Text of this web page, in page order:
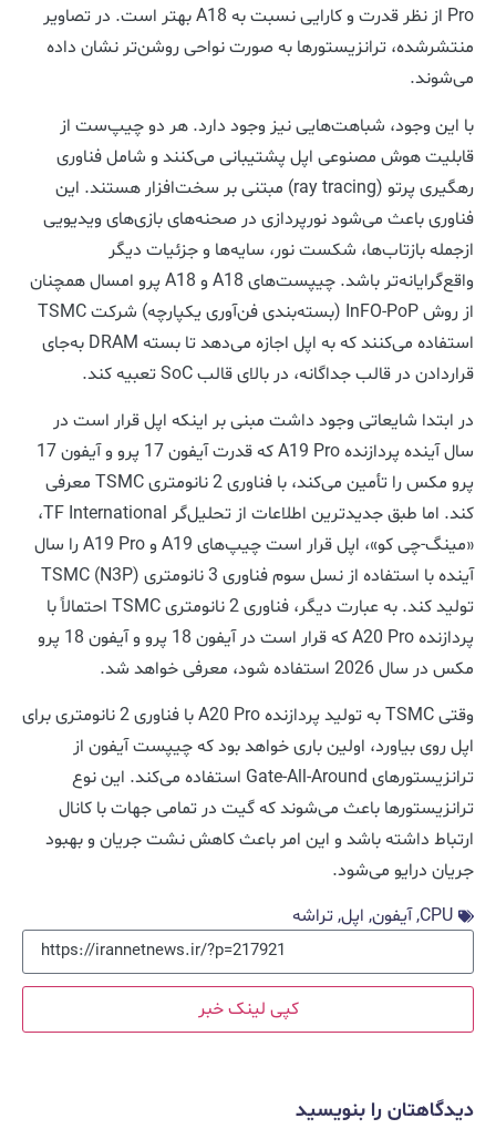
Pro از نظر قدرت و کارایی نسبت به A18 بهتر است. در تصاویر
منتشرشده، ترانزیستورها به صورت نواحی روشن‌تر نشان داده
می‌شوند.
با این وجود، شباهت‌هایی نیز وجود دارد. هر دو چیپ‌ست از
قابلیت هوش مصنوعی اپل پشتیبانی می‌کنند و شامل فناوری
رهگیری پرتو (ray tracing) مبتنی ‌بر سخت‌افزار هستند. این
فناوری باعث می‌شود نورپردازی در صحنه‌های بازی‌های ویدیویی
ازجمله بازتاب‌ها، شکست نور، سایه‌ها و جزئیات دیگر
واقع‌گرایانه‌تر باشد. چیپست‌های A18 و A18 پرو امسال همچنان
از روش InFO-PoP (بسته‌بندی فن‌آوری یکپارچه) شرکت TSMC
استفاده می‌کنند که به اپل اجازه می‌دهد تا بسته DRAM به‌جای
قراردادن در قالب جداگانه، در بالای قالب SoC تعبیه کند.
در ابتدا شایعاتی وجود داشت مبنی بر اینکه اپل قرار است در
سال آینده پردازنده A19 Pro که قدرت آیفون 17 پرو و آیفون 17
پرو مکس را تأمین می‌کند، با فناوری 2 نانومتری TSMC معرفی
کند. اما طبق جدیدترین اطلاعات از تحلیل‌گر TF International،
«مینگ-چی کو»، اپل قرار است چیپ‌های A19 و A19 Pro را سال
آینده با استفاده از نسل سوم فناوری 3 نانومتری TSMC (N3P)
تولید کند. به عبارت دیگر، فناوری 2 نانومتری TSMC احتمالاً با
پردازنده A20 Pro که قرار است در آیفون 18 پرو و آیفون 18 پرو
مکس در سال 2026 استفاده شود، معرفی خواهد شد.
وقتی TSMC به تولید پردازنده A20 Pro با فناوری 2 نانومتری برای
اپل روی بیاورد، اولین باری خواهد بود که چیپست آیفون از
ترانزیستورهای Gate-All-Around استفاده می‌کند. این نوع
ترانزیستورها باعث می‌شوند که گیت در تمامی جهات با کانال
ارتباط داشته باشد و این امر باعث کاهش نشت جریان و بهبود
جریان درایو می‌شود.
CPU
,آیفون, اپل, تراشه
کپی لینک خبر
دیدگاهتان را بنویسید